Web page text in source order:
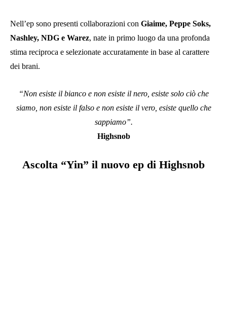
Nell’ep sono presenti collaborazioni con Giaime, Peppe Soks,
Nashley, NDG e Warez, nate in primo luogo da una profonda
stima reciproca e selezionate accuratamente in base al carattere
dei brani.
“Non esiste il bianco e non esiste il nero, esiste solo ciò che
siamo, non esiste il falso e non esiste il vero, esiste quello che
sappiamo”.
Highsnob
Ascolta “Yin” il nuovo ep di Highsnob